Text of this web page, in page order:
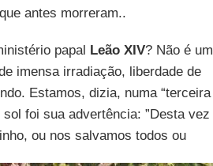
antes morreram..
papal Leão XIV? Não é um
imensa irradiação, liberdade de
Estamos, dizia, numa “terceira
foi sua advertência: ”Desta vez
ou nos salvamos todos ou